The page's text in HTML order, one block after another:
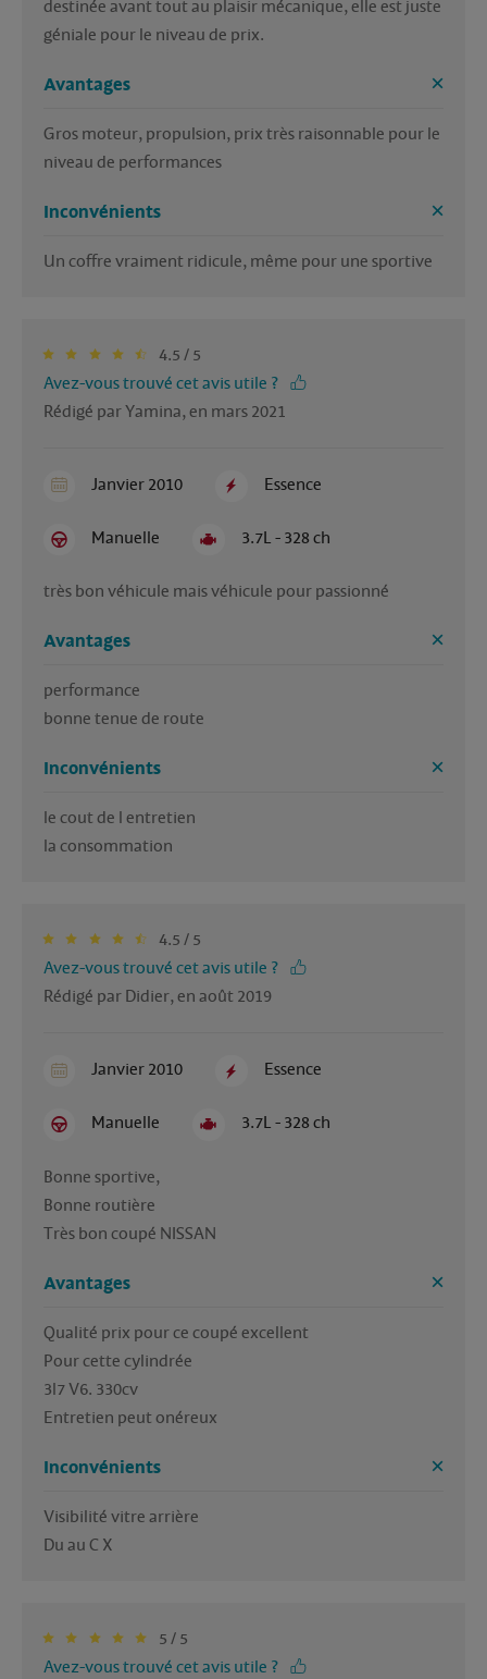
destinée avant tout au plaisir mécanique, elle est juste
géniale pour le niveau de prix.
Avantages
Gros moteur, propulsion, prix très raisonnable pour le
niveau de performances
Inconvénients
Un coffre vraiment ridicule, même pour une sportive
4.5 / 5
Avez-vous trouvé cet avis utile ?
Rédigé par Yamina, en mars 2021
Janvier 2010 Essence
Manuelle 3.7L - 328 ch
très bon véhicule mais véhicule pour passionné
Avantages
performance
Inconvénients
le cout de l entretien
la consommation
4.5 / 5
Avez-vous trouvé cet avis utile ?
Rédigé par Didier, en août 2019
Janvier 2010 Essence
Manuelle 3.7L - 328 ch
Bonne sportive,
Bonne routière
Très bon coupé NISSAN
Avantages
Qualité prix pour ce coupé excellent
Pour cette cylindrée
3l7 V6. 330cv
Entretien peut onéreux
Inconvénients
Visibilité vitre arrière
Du au C X
5 / 5
Avez-vous trouvé cet avis utile ?